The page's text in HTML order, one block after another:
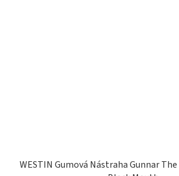
WESTIN Gumová Nástraha Gunnar